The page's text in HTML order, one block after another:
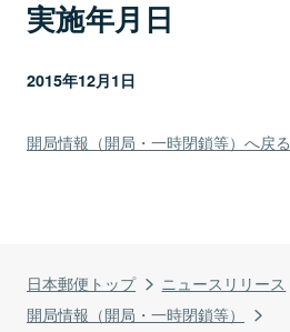
日本郵便トップ
ニュースリリース
開局情報（開局・一時閉鎖等）
実施年月日
2015年12月1日
開局情報（開局・一時閉鎖等）へ戻る